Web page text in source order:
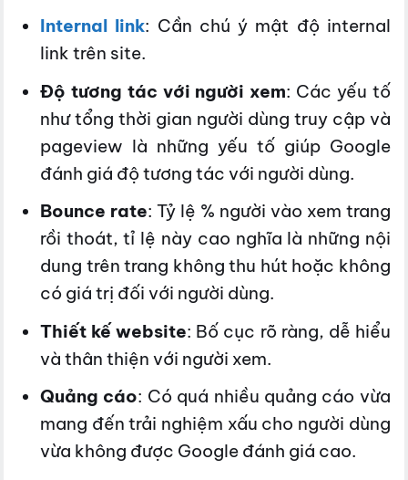
Internal link: Cần chú ý mật độ internal
link trên site.
Độ tương tác với người xem: Các yếu tố
như tổng thời gian người dùng truy cập và
pageview là những yếu tố giúp Google
đánh giá độ tương tác với người dùng.
Bounce rate: Tỷ lệ % người vào xem trang
rồi thoát, tỉ lệ này cao nghĩa là những nội
dung trên trang không thu hút hoặc không
có giá trị đối với người dùng.
Thiết kế website: Bố cục rõ ràng, dễ hiểu
và thân thiện với người xem.
Quảng cáo: Có quá nhiều quảng cáo vừa
mang đến trải nghiệm xấu cho người dùng
vừa không được Google đánh giá cao.